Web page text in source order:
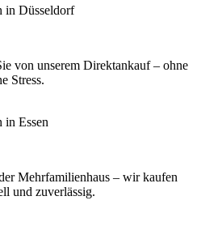
von unserem Direktankauf – ohne
Stress.
Mehrfamilienhaus – wir kaufen
und zuverlässig.